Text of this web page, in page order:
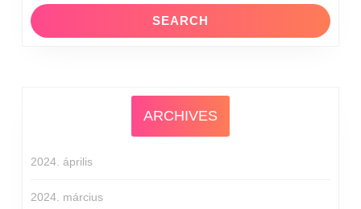
ARCHIVES
2024. április
2024. március